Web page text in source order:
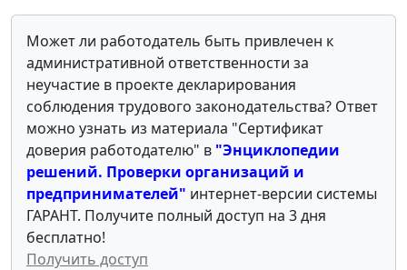
Может ли работодатель быть привлечен к
административной ответственности за
неучастие в проекте декларирования
соблюдения трудового законодательства? Ответ
можно узнать из материала "Сертификат
доверия работодателю" в "Энциклопедии
решений. Проверки организаций и
предпринимателей" интернет-версии системы
ГАРАНТ. Получите полный доступ на 3 дня
бесплатно!
Получить доступ